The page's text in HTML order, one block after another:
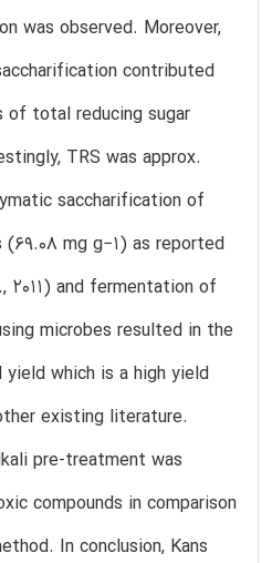
was observed. Moreover,
contributed
of total reducing sugar
TRS was approx.
saccharification of
mg g−1) as reported
2011) and fermentation of
microbes resulted in the
which is a high yield
existing literature.
pre-treatment was
compounds in comparison
In conclusion, Kans